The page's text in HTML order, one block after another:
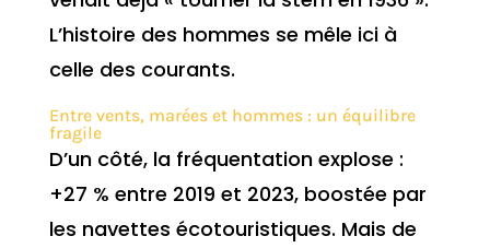
L’histoire des hommes se mêle ici à
celle des courants.
Entre vents, marées et hommes : un équilibre
fragile
D’un côté, la fréquentation explose :
+27 % entre 2019 et 2023, boostée par
les navettes écotouristiques. Mais de